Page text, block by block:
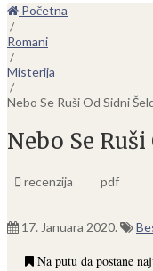
Početna
/
Romani
/
Misterija
/
Nebo Se Ruši Od Sidni
Nebo Se
recenzija pdf
17. Januara 2020.
Na putu da postane